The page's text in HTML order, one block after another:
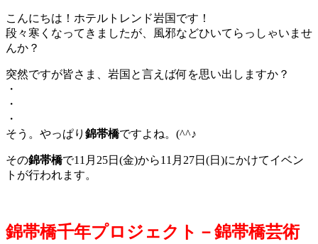
こんにちは！ホテルトレンド岩国です！
段々寒くなってきましたが、風邪などひいてらっしゃいませ
んか？
突然ですが皆さま、岩国と言えば何を思い出しますか？
・
・
・
そう。やっぱり 錦帯橋ですよね。(^^♪
その錦帯橋で11月25日(金)から11月27日(日)にかけてイベン
トが行われます。
錦帯橋千年プロジェクト－錦帯橋芸術